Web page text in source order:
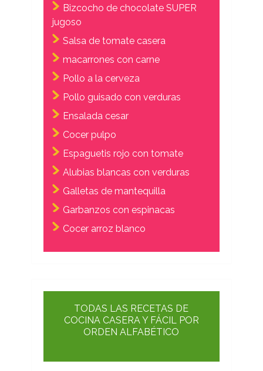
Bizcocho de chocolate SUPER
jugoso
Salsa de tomate casera
macarrones con carne
Pollo a la cerveza
Pollo guisado con verduras
Ensalada cesar
Cocer pulpo
Espaguetis rojo con tomate
Alubias blancas con verduras
Galletas de mantequilla
Garbanzos con espinacas
Cocer arroz blanco
TODAS LAS RECETAS DE
COCINA CASERA Y FÁCIL POR
ORDEN ALFABÉTICO